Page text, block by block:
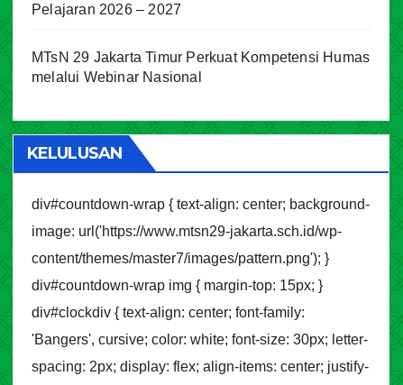
Pelajaran 2026 – 2027
MTsN 29 Jakarta Timur Perkuat Kompetensi Humas
melalui Webinar Nasional
KELULUSAN
div#countdown-wrap { text-align: center; background-
image: url('https://www.mtsn29-jakarta.sch.id/wp-
content/themes/master7/images/pattern.png'); }
div#countdown-wrap img { margin-top: 15px; }
div#clockdiv { text-align: center; font-family:
'Bangers', cursive; color: white; font-size: 30px; letter-
spacing: 2px; display: flex; align-items: center; justify-